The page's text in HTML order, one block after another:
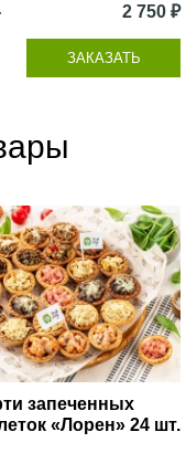
2 750 ₽
ЗАКАЗАТЬ
запеченных
«Лорен» 24 шт.